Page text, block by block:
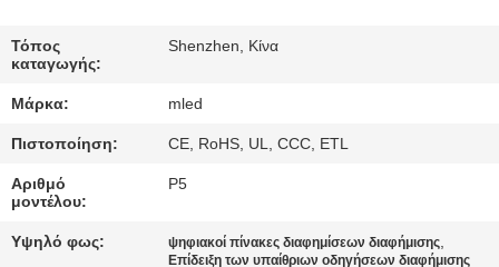
NEWS
SITEMAP
PRIVACY
POLICY
Τόπος
καταγωγής:
Shenzhen, Κίνα
Μάρκα: mled
Πιστοποίηση: CE, RoHS, UL, CCC, ETL
Αριθμό
μοντέλου:
P5
Υψηλό φως: ψηφιακοί πίνακες διαφημίσεων διαφήμισης,
Επίδειξη των υπαίθριων οδηγήσεων διαφήμισης